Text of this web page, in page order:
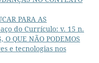
PARA AS
do Currículo: v. 15 n.
O QUE NÃO PODEMOS
e tecnologias nos